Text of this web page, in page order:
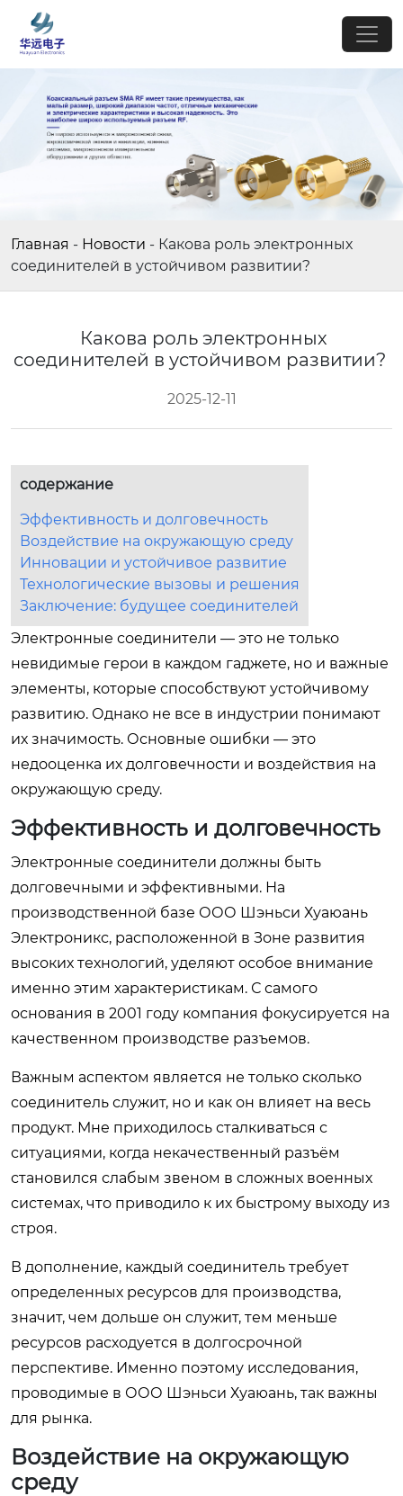
Главная - Новости - Какова роль электронных
соединителей в устойчивом развитии?
Какова роль электронных
соединителей в устойчивом развитии?
2025-12-11
содержание
Эффективность и долговечность
Воздействие на окружающую среду
Инновации и устойчивое развитие
Технологические вызовы и решения
Заключение: будущее соединителей
Электронные соединители — это не только
невидимые герои в каждом гаджете, но и важные
элементы, которые способствуют устойчивому
развитию. Однако не все в индустрии понимают
их значимость. Основные ошибки — это
недооценка их долговечности и воздействия на
окружающую среду.
Эффективность и долговечность
Электронные соединители должны быть
долговечными и эффективными. На
производственной базе ООО Шэньси Хуаюань
Электроникс, расположенной в Зоне развития
высоких технологий, уделяют особое внимание
именно этим характеристикам. С самого
основания в 2001 году компания фокусируется на
качественном производстве разъемов.
Важным аспектом является не только сколько
соединитель служит, но и как он влияет на весь
продукт. Мне приходилось сталкиваться с
ситуациями, когда некачественный разъём
становился слабым звеном в сложных военных
системах, что приводило к их быстрому выходу из
строя.
В дополнение, каждый соединитель требует
определенных ресурсов для производства,
значит, чем дольше он служит, тем меньше
ресурсов расходуется в долгосрочной
перспективе. Именно поэтому исследования,
проводимые в ООО Шэньси Хуаюань, так важны
для рынка.
Воздействие на окружающую
среду